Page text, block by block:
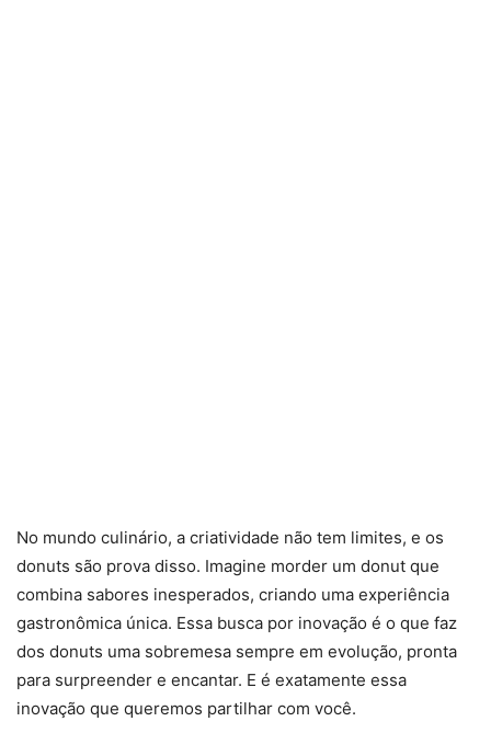
No mundo culinário, a criatividade não tem limites, e os
donuts são prova disso. Imagine morder um donut que
combina sabores inesperados, criando uma experiência
gastronômica única. Essa busca por inovação é o que faz
dos donuts uma sobremesa sempre em evolução, pronta
para surpreender e encantar. E é exatamente essa
inovação que queremos partilhar com você.